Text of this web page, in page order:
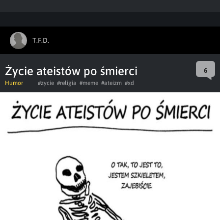
T.F.D.
Życie ateistów po śmierci 6
Humor #zycie #religia #meme #ateizm #xd